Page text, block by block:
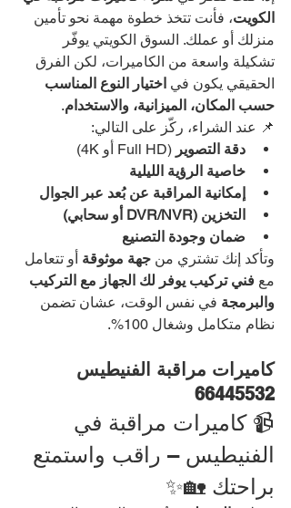
الكويت، فأنت تتخذ خطوة مهمة نحو تأمين
منزلك أو عملك. السوق الكويتي يوفّر
تشكيلة واسعة من الكاميرات، لكن الفرق
الحقيقي يكون في اختيار النوع المناسب
حسب المكان، الميزانية، والاستخدام.
📌 عند الشراء، ركّز على التالي:
دقة التصوير (Full HD أو 4K)
خاصية الرؤية الليلية
إمكانية المراقبة عن بُعد عبر الجوال
التخزين (DVR/NVR أو سحابي)
ضمان وجودة التصنيع
وتأكد إنك تشتري من جهة موثوقة أو تتعامل
مع فني تركيب يوفر لك الجهاز مع التركيب
والبرمجة في نفس الوقت، عشان تضمن
نظام متكامل وشغال 100%.
كاميرات مراقبة الفنيطيس
66445532
📹 كاميرات مراقبة في
الفنيطيس – راقب واستمتع
براحتك 🏡✨